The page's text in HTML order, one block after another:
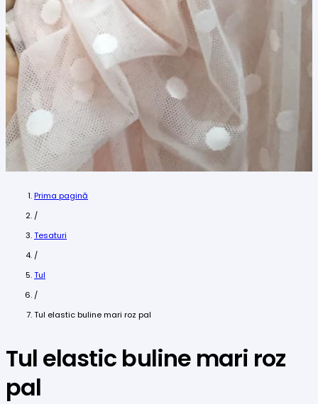
Prima pagină
/
Tesaturi
/
Tul
/
Tul elastic buline mari roz pal
Tul elastic buline mari roz
pal